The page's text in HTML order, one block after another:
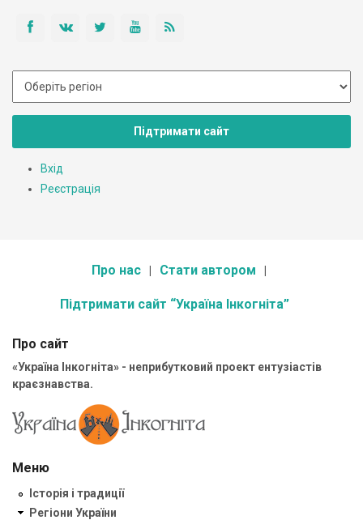
Підтримати сайт
Вхід
Реєстрація
Про нас Стати автором
Підтримати сайт “Україна Інкогніта”
Про сайт
«Україна Інкогніта» - неприбутковий проект ентузіастів
краєзнавства.
Меню
Історія і традиції
Регіони України